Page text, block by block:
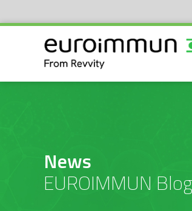
News
EUROIMMUN Blog